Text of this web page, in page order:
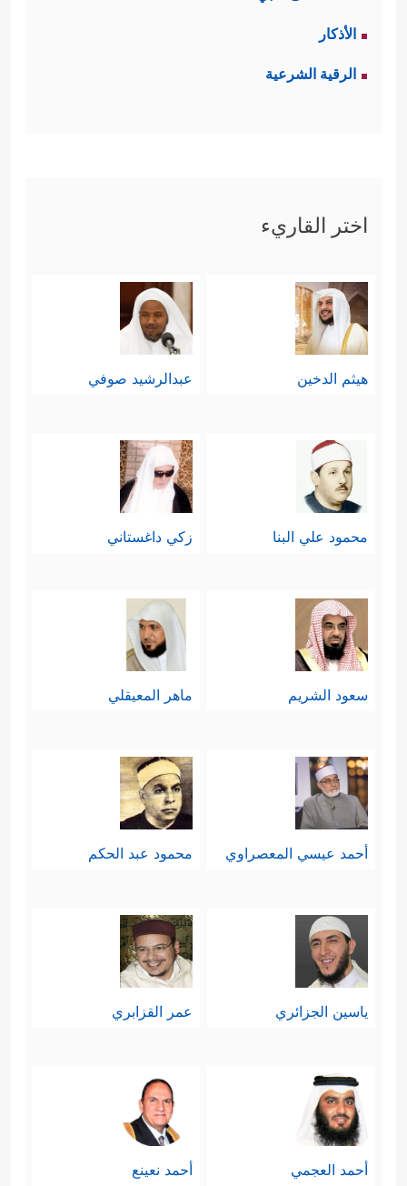
الأذكار
الرقية الشرعية
اختر القاريء
هيثم الدخين عبدالرشيد صوفي
محمود علي البنا زكي داغستاني
سعود الشريم ماهر المعيقلي
أحمد عيسي المعصراوي محمود عبد الحكم
ياسين الجزائري عمر القزابري
أحمد العجمي أحمد نعينع